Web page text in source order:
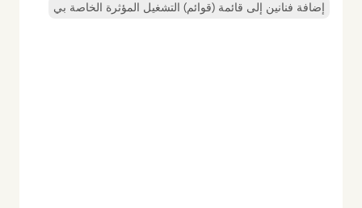
إضافة فنانين إلى قائمة (قوائم) التشغيل المؤثرة الخاصة بي